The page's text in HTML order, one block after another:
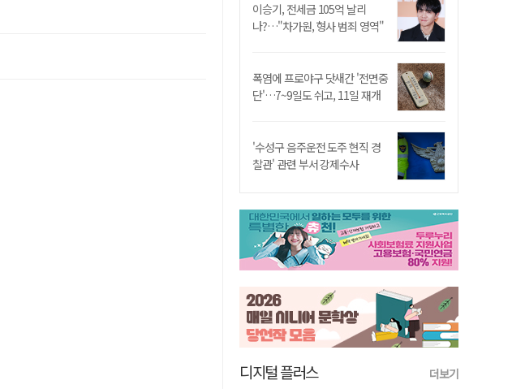
이승기, 전세금 105억 날리
나?…"차가원, 형사 범죄 영역"
폭염에 프로야구 닷새간 '전면중
단'…7~9일도 쉬고, 11일 재개
'수성구 음주운전 도주 현직 경
찰관' 관련 부서 강제수사
디지털 플러스 더보기